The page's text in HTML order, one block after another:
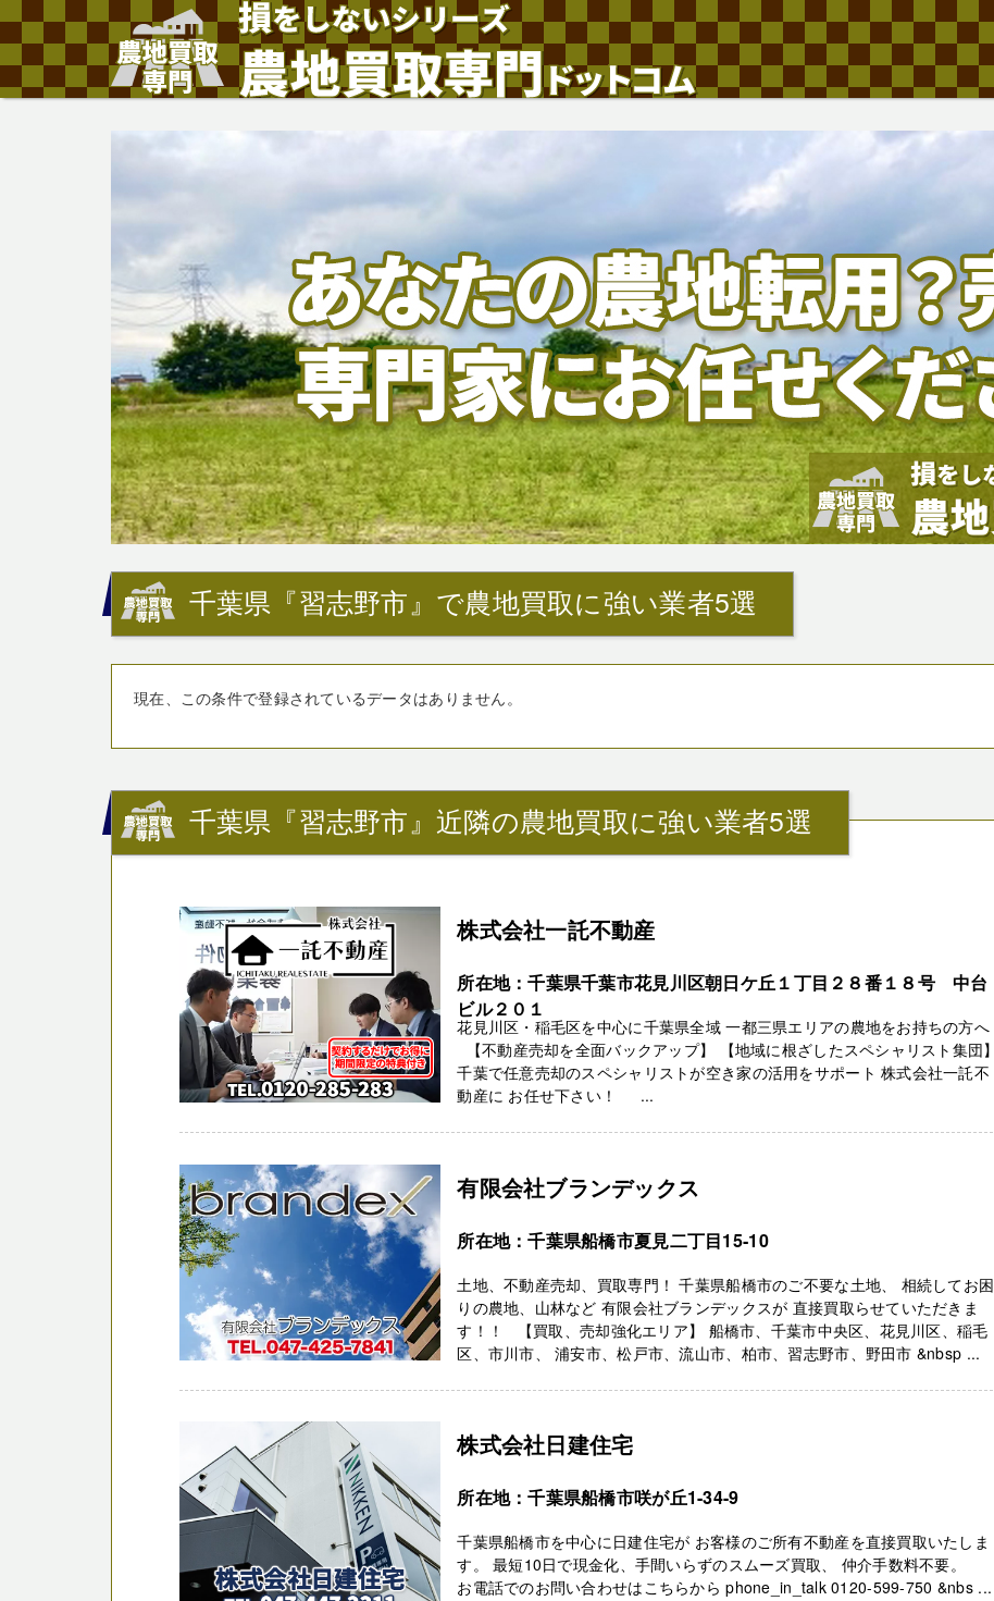
千葉県『習志野市』で農地買取に強い業者5選
現在、この条件で登録されているデータはありません。
千葉県『習志野市』近隣の農地買取に強い業者5選
株式会社一託不動産
所在地：千葉県千葉市花見川区朝日ケ丘１丁目２８番１８号 中台
ビル２０１
花見川区・稲毛区を中心に千葉県全域 一都三県エリアの農地をお持ちの方へ
【不動産売却を全面バックアップ】 【地域に根ざしたスペシャリスト集団】
千葉で任意売却のスペシャリストが空き家の活用をサポート 株式会社一託不
動産に お任せ下さい！ ...
有限会社ブランデックス
所在地：千葉県船橋市夏見二丁目15‐10
土地、不動産売却、買取専門！ 千葉県船橋市のご不要な土地、 相続してお困
りの農地、山林など 有限会社ブランデックスが 直接買取らせていただきま
す！！ 【買取、売却強化エリア】 船橋市、千葉市中央区、花見川区、稲毛
区、市川市、 浦安市、松戸市、流山市、柏市、習志野市、野田市 &nbsp ...
株式会社日建住宅
所在地：千葉県船橋市咲が丘1-34-9
千葉県船橋市を中心に日建住宅が お客様のご所有不動産を直接買取いたしま
す。 最短10日で現金化、手間いらずのスムーズ買取、 仲介手数料不要。
お電話でのお問い合わせはこちらから phone_in_talk 0120-599-750 &nbs ...